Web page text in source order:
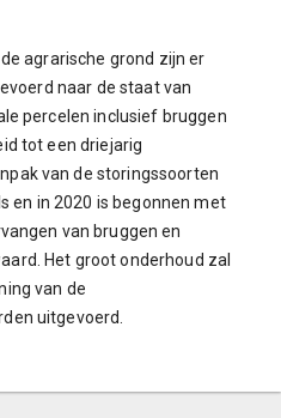
agrarische grond zijn er
naar de staat van
percelen inclusief bruggen
tot een driejarig
van de storingssoorten
en in 2020 is begonnen met
van bruggen en
Het groot onderhoud zal
van de
uitgevoerd.